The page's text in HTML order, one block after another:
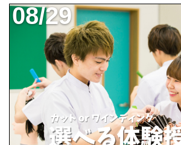
08/29